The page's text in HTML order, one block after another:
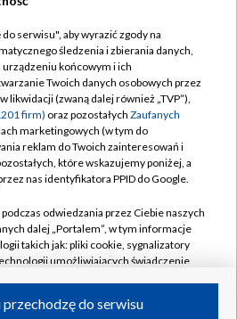
TVP
TVP
prywatności
Moje zgody
Pomoc
Kontakt
Kanały
serwisu", aby wyrazić zgody na
śledzenia i zbierania danych,
końcowym i ich
Twoich danych osobowych przez
likwidacji (zwaną dalej również „TVP”),
firm) oraz pozostałych Zaufanych
marketingowych (w tym do
reklam do Twoich zainteresowań i
które wskazujemy poniżej, a
nas identyfikatora PPID do Google.
odwiedzania przez Ciebie naszych
dalej „Portalem”, w tym informacje
takich jak: pliki cookie, sygnalizatory
umożliwiających świadczenie
do serwisu